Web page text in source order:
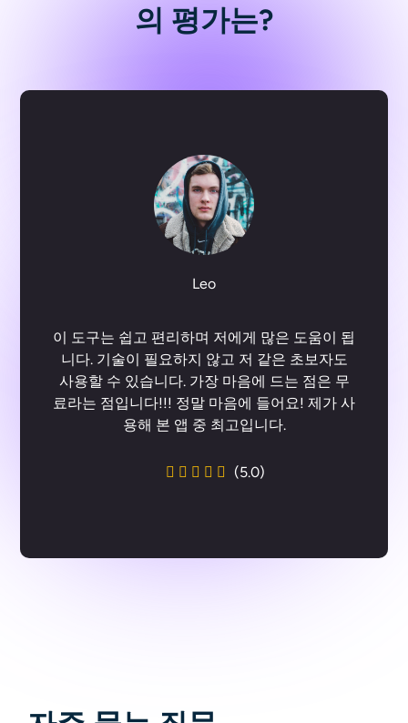
의 평가는?
에버린
제가 사용해 본 최고의 도구 중 하나입니다. 저
는 온라인 판매자인데, 이 기능을 사용하면 배경
의 원래 사람을 지우고 깔끔하고 고품질의 제품
사진을 얻을 수 있습니다.